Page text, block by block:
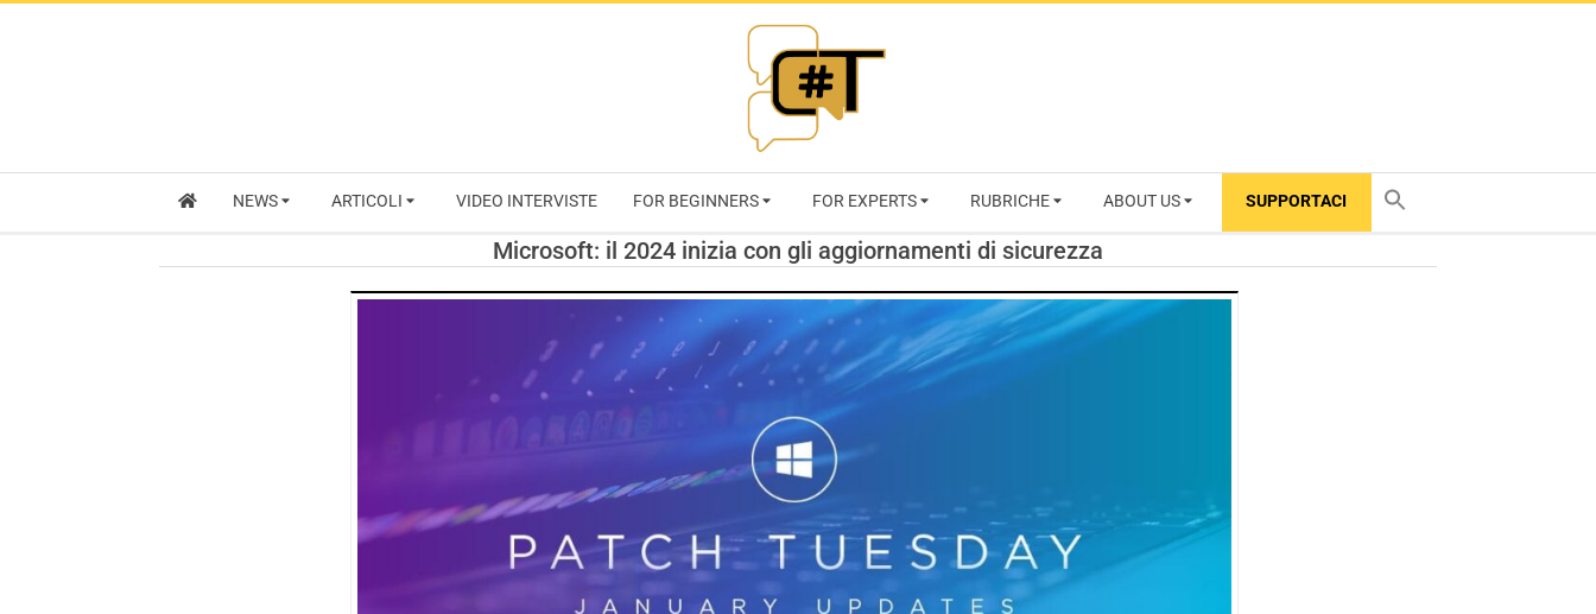
RIVISTA
CYBERSECURITY
TRENDS
NEWS ARTICOLI VIDEO INTERVISTE FOR BEGINNERS FOR EXPERTS RUBRICHE ABOUT US SUPPORTACI
Microsoft: il 2024 inizia con gli aggiornamenti di sicurezza